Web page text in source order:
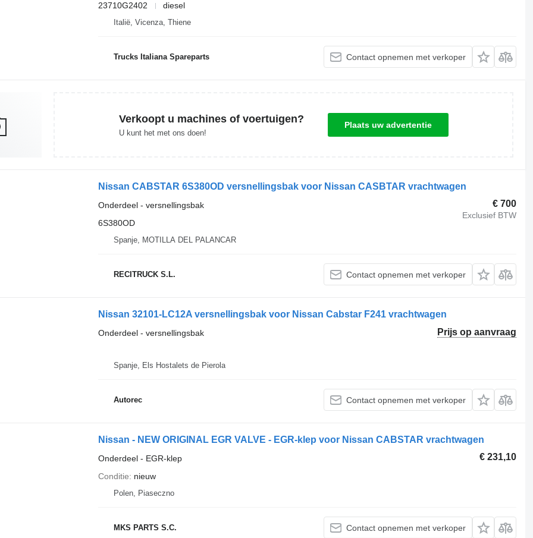
23710G2402
diesel
Italië, Vicenza, Thiene
Trucks Italiana Spareparts Contact opnemen met verkoper
Verkoopt u machines of voertuigen?
U kunt het met ons doen!
Plaats uw advertentie
Nissan CABSTAR 6S380OD versnellingsbak voor Nissan CASBTAR vrachtwagen
€ 700
Exclusief BTW
Onderdeel - versnellingsbak
6S380OD
Spanje, MOTILLA DEL PALANCAR
RECITRUCK S.L. Contact opnemen met verkoper
Nissan 32101-LC12A versnellingsbak voor Nissan Cabstar F241 vrachtwagen
Prijs op aanvraag
Onderdeel - versnellingsbak
Spanje, Els Hostalets de Pierola
Autorec Contact opnemen met verkoper
Nissan - NEW ORIGINAL EGR VALVE - EGR-klep voor Nissan CABSTAR vrachtwagen
€ 231,10
Onderdeel - EGR-klep
Conditie
nieuw
Polen, Piaseczno
MKS PARTS S.C. Contact opnemen met verkoper